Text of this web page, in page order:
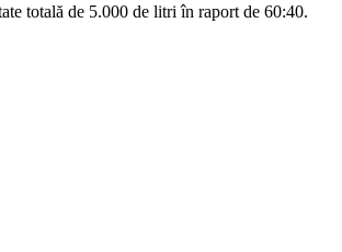
totală de 5.000 de litri în raport de 60:40.